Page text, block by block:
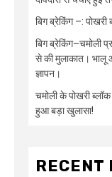
बिग ब्रेकिंग –:
बिग ब्रेकिंग–चमोली
से की मुलाकात। भालू
ज्ञापन।
चमोली के पोखरी
हुआ बड़ा खुलासा!
RECENT